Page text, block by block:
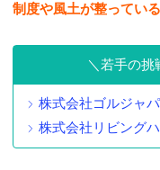
制度や風土が整ってい
若手の挑
株式会社ゴルジャ
株式会社リビング